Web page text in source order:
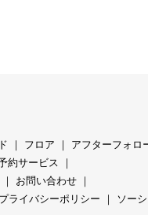
｜ フロア ｜ アフターフォロ
約サービス ｜
｜ お問い合わせ ｜
ライバシーポリシー ｜ ソー